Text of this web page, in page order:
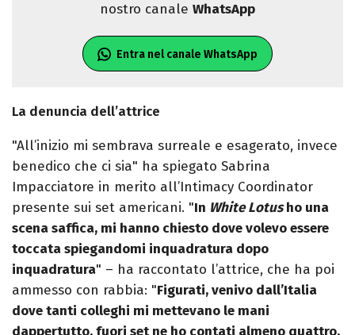
nostro canale WhatsApp
Entra nel canale WhatsApp
La denuncia dell’attrice
"All’inizio mi sembrava surreale e esagerato, invece
benedico che ci sia" ha spiegato Sabrina
Impacciatore in merito all’Intimacy Coordinator
presente sui set americani. "In White Lotusho una
scena saffica, mi hanno chiesto dove volevo essere
toccata spiegandomi inquadratura dopo
inquadratura" – ha raccontato l’attrice, che ha poi
ammesso con rabbia: "Figurati, venivo dall’Italia
dove tanti colleghi mi mettevano le mani